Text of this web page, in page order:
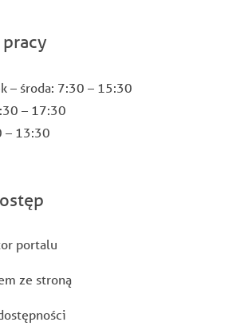
– środa: 7:30 – 15:30
– 17:30
– 13:30
portalu
ze stroną